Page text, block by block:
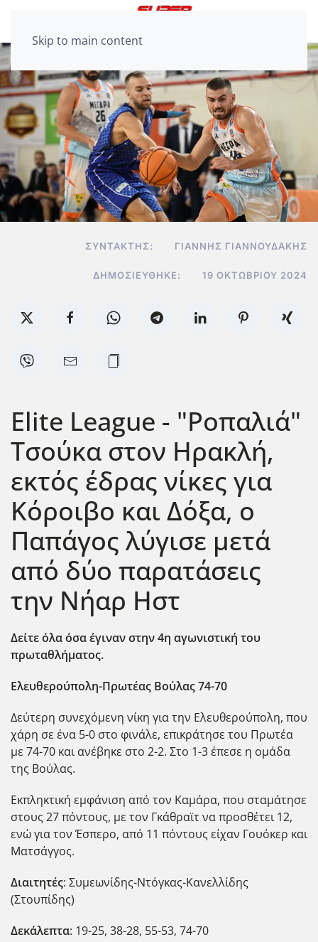
Skip to main content
ΣΥΝΤΆΚΤΗΣ: ΓΙΆΝΝΗΣ ΓΙΑΝΝΟΥΔΆΚΗΣ
ΔΗΜΟΣΙΕΎΘΗΚΕ: 19 ΟΚΤΩΒΡΊΟΥ 2024
Elite League - "Ροπαλιά"
Τσούκα στον Ηρακλή,
εκτός έδρας νίκες για
Κόροιβο και Δόξα, ο
Παπάγος λύγισε μετά
από δύο παρατάσεις
την Νήαρ Ηστ
Δείτε όλα όσα έγιναν στην 4η αγωνιστική του
πρωταθλήματος.
Ελευθερούπολη-Πρωτέας Βούλας 74-70
Δεύτερη συνεχόμενη νίκη για την Ελευθερούπολη, που
χάρη σε ένα 5-0 στο φινάλε, επικράτησε του Πρωτέα
με 74-70 και ανέβηκε στο 2-2. Στο 1-3 έπεσε η ομάδα
της Βούλας.
Εκπληκτική εμφάνιση από τον Καμάρα, που σταμάτησε
στους 27 πόντους, με τον Γκάθραϊτ να προσθέτει 12,
ενώ για τον Έσπερο, από 11 πόντους είχαν Γουόκερ και
Ματσάγγος.
Διαιτητές: Συμεωνίδης-Ντόγκας-Κανελλίδης
(Στουπίδης)
Δεκάλεπτα: 19-25, 38-28, 55-53, 74-70